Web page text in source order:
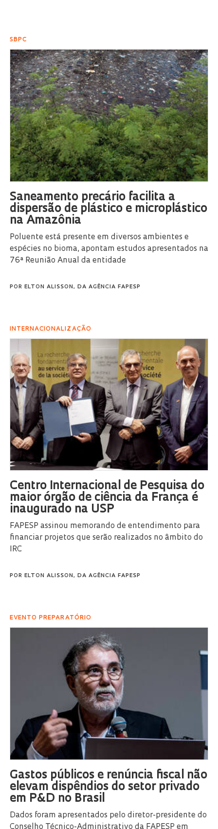
SBPC
Saneamento precário facilita a
dispersão de plástico e microplástico
na Amazônia
Poluente está presente em diversos ambientes e
espécies no bioma, apontam estudos apresentados na
76ª Reunião Anual da entidade
POR ELTON ALISSON, DA AGÊNCIA FAPESP
INTERNACIONALIZAÇÃO
Centro Internacional de Pesquisa do
maior órgão de ciência da França é
inaugurado na USP
FAPESP assinou memorando de entendimento para
financiar projetos que serão realizados no âmbito do
IRC
POR ELTON ALISSON, DA AGÊNCIA FAPESP
EVENTO PREPARATÓRIO
Gastos públicos e renúncia fiscal não
elevam dispêndios do setor privado
em P&D no Brasil
Dados foram apresentados pelo diretor-presidente do
Conselho Técnico-Administrativo da FAPESP em